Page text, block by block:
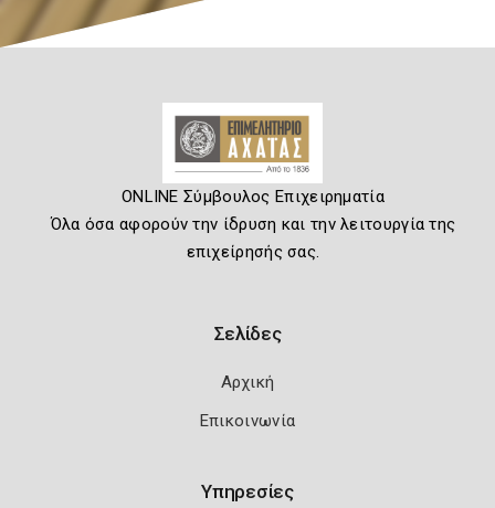
ONLINE Σύμβουλος Επιχειρηματία
Όλα όσα αφορούν την ίδρυση και την λειτουργία της
επιχείρησής σας.
Σελίδες
Αρχική
Επικοινωνία
Υπηρεσίες